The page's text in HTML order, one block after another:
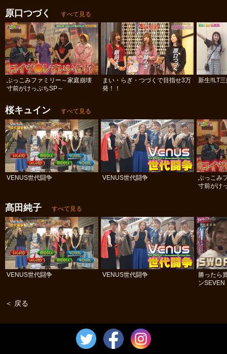
原口つづく すべて見る
ぶっこみファミリー～家庭崩壊
寸前がけっぷちSP～
まい・らぎ・つづくで目指せ3万
発！！
新生!!LT
桜キュイン すべて見る
VENUS世代闘争 VENUS世代闘争
ぶっこみ
寸前がけ
髙田純子 すべて見る
VENUS世代闘争 VENUS世代闘争
勝ったら
ンSEVEN
＜ 戻る